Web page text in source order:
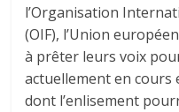
l’Organisation
(OIF), l’Union
à prêter leurs voix
actuellement en cours
dont l’enlisement